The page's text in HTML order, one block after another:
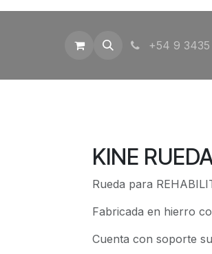
Contáctenos +54 9
KINE
Rueda para
Fabricada en hierro
Cuenta con soporte